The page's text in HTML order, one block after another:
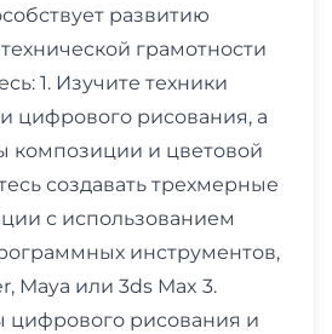
развитию
грамотности
1. Изучите техники
цифрового рисования, а
композиции и цветовой
создавать трехмерные
с использованием
инструментов,
Maya или 3ds Max 3.
цифрового рисования и